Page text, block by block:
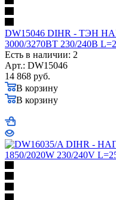
DW15046 DIHR - ТЭН
3000/3270ВТ 230/240В
Есть в наличии: 2
Арт.: DW15046
14 868 руб.
В корзину
В корзину